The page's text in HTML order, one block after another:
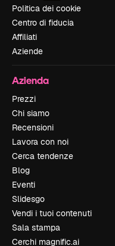
Politica dei cookie
Centro di fiducia
Affiliati
Aziende
Azienda
Prezzi
Chi siamo
Recensioni
Lavora con noi
Cerca tendenze
Blog
Eventi
Slidesgo
Vendi i tuoi contenuti
Sala stampa
Cerchi magnific.ai